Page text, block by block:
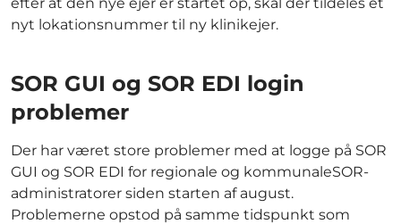
nyt lokationsnummer til ny klinikejer.
SOR GUI og SOR EDI login
problemer
Der har været store problemer med at logge på SOR
GUI og SOR EDI for regionale og kommunaleSOR-
administratorer siden starten af august.
Problemerne opstod på samme tidspunkt som